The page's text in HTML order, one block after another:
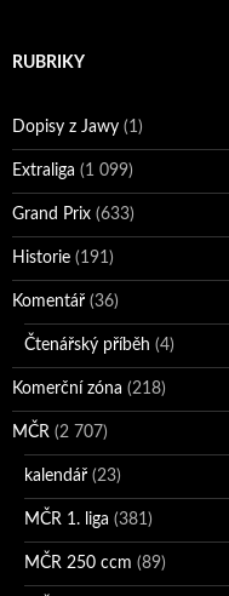
RUBRIKY
Dopisy z Jawy (1)
Extraliga (1 099)
Grand Prix (633)
Historie (191)
Komentář (36)
Čtenářský příběh (4)
Komerční zóna (218)
MČR (2 707)
kalendář (23)
MČR 1. liga (381)
MČR 250 ccm (89)